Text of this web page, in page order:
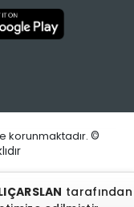
korunmaktadır. ©
tarafından